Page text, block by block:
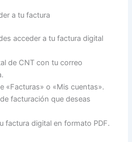
a tu factura
acceder a tu factura digital
de CNT con tu correo
«Facturas» o «Mis cuentas».
facturación que deseas
factura digital en formato PDF.